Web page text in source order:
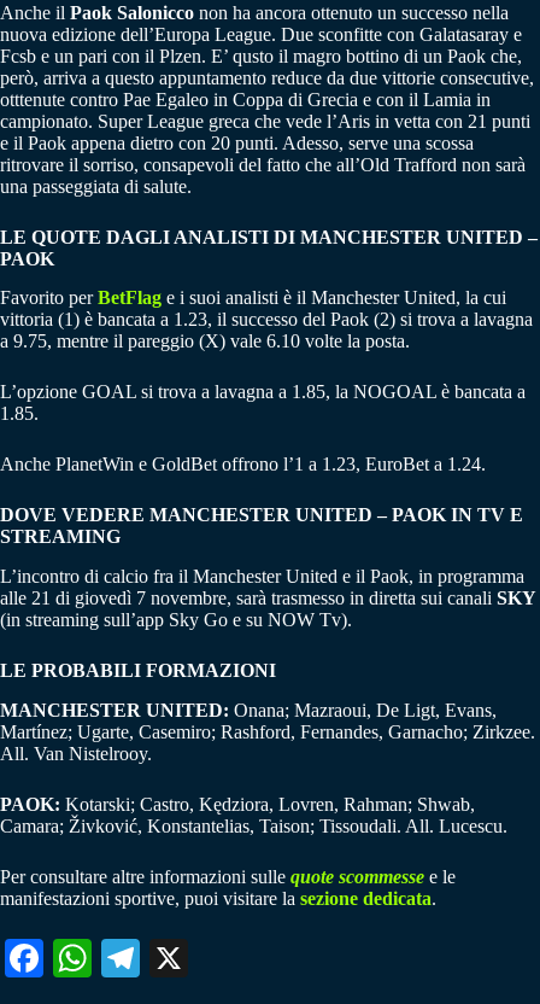
Anche il Paok Salonicco non ha ancora ottenuto un successo nella
nuova edizione dell’Europa League. Due sconfitte con Galatasaray e
Fcsb e un pari con il Plzen. E’ qusto il magro bottino di un Paok che,
però, arriva a questo appuntamento reduce da due vittorie consecutive,
otttenute contro Pae Egaleo in Coppa di Grecia e con il Lamia in
campionato. Super League greca che vede l’Aris in vetta con 21 punti
e il Paok appena dietro con 20 punti. Adesso, serve una scossa
ritrovare il sorriso, consapevoli del fatto che all’Old Trafford non sarà
una passeggiata di salute.
LE QUOTE DAGLI ANALISTI DI MANCHESTER UNITED –
PAOK
Favorito perBetFlag e i suoi analisti è il Manchester United, la cui
vittoria (1) è bancata a 1.23, il successo del Paok (2) si trova a lavagna
a 9.75, mentre il pareggio (X) vale 6.10 volte la posta.
L’opzione GOAL si trova a lavagna a 1.85, la NOGOAL è bancata a
1.85.
Anche PlanetWin e GoldBet offrono l’1 a 1.23, EuroBet a 1.24.
DOVE VEDERE MANCHESTER UNITED – PAOK IN TV E
STREAMING
L’incontro di calcio fra il Manchester United e il Paok, in programma
alle 21 di giovedì 7 novembre, sarà trasmesso in diretta sui canali SKY
(in streaming sull’app Sky Go e su NOW Tv).
LE PROBABILI FORMAZIONI
MANCHESTER UNITED: Onana; Mazraoui, De Ligt, Evans,
Martínez; Ugarte, Casemiro; Rashford, Fernandes, Garnacho; Zirkzee.
All. Van Nistelrooy.
PAOK: Kotarski; Castro, Kędziora, Lovren, Rahman; Shwab,
Camara; Živković, Konstantelias, Taison; Tissoudali. All. Lucescu.
Per consultare altre informazioni sulle quote scommesse e le
manifestazioni sportive, puoi visitare la sezione dedicata.
Fa W
Te